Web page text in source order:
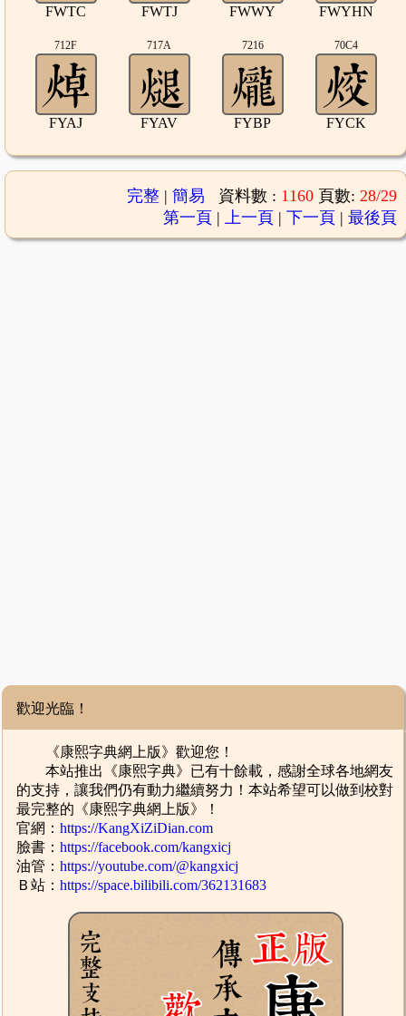
FWTC FWTJ FWWY FWYHN
712F
FYAJ
717A
FYAV
7216
FYBP
70C4
FYCK
完整| 簡易 資料數 : 1160 頁數: 28/29
第一頁 | 上一頁 | 下一頁 | 最後頁
歡迎光臨！
《康熙字典網上版》歡迎您！
本站推出《康熙字典》已有十餘載，感謝全球各地網友
的支持，讓我們仍有動力繼續努力！本站希望可以做到校對
最完整的《康熙字典網上版》！
官網：https://KangXiZiDian.com
臉書：https://facebook.com/kangxicj
油管：https://youtube.com/@kangxicj
Ｂ站：https://space.bilibili.com/362131683